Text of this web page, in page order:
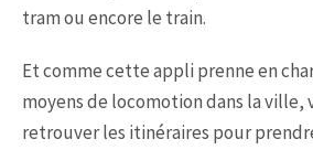
tram ou encore le train.
Et comme cette appli prenne en
moyens de locomotion dans la ville,
retrouver les itinéraires pour